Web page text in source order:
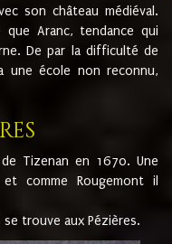
son château médiéval.
Aranc, tendance qui
De par la difficulté de
une école non reconnu,
Tizenan en 1670. Une
comme Rougemont il
trouve aux Pézières.